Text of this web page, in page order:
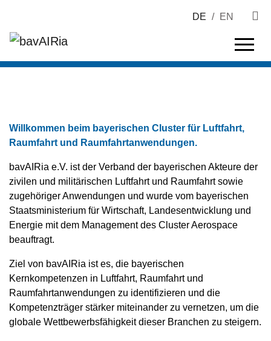
DE / EN
Willkommen beim bayerischen Cluster für Luftfahrt,
Raumfahrt und Raumfahrtanwendungen.
bavAIRia e.V. ist der Verband der bayerischen Akteure der
zivilen und militärischen Luftfahrt und Raumfahrt sowie
zugehöriger Anwendungen und wurde vom bayerischen
Staatsministerium für Wirtschaft, Landesentwicklung und
Energie mit dem Management des Cluster Aerospace
beauftragt.
Ziel von bavAIRia ist es, die bayerischen
Kernkompetenzen in Luftfahrt, Raumfahrt und
Raumfahrtanwendungen zu identifizieren und die
Kompetenzträger stärker miteinander zu vernetzen, um die
globale Wettbewerbsfähigkeit dieser Branchen zu steigern.